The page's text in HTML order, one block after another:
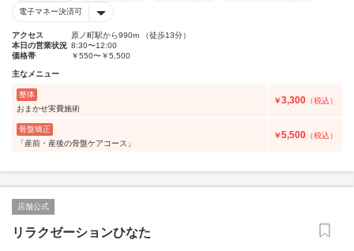
電子マネー決済可
アクセス
原ノ町駅から990m （徒歩13分）
本日の営業状況 8:30〜12:00
価格帯
￥550〜￥5,500
主なメニュー
整体
おまかせ実費施術
￥3,300 （税込）
骨盤矯正
「産前・産後の骨盤ケアコース」
￥5,500 （税込）
店舗公式
リラクゼーションひなた